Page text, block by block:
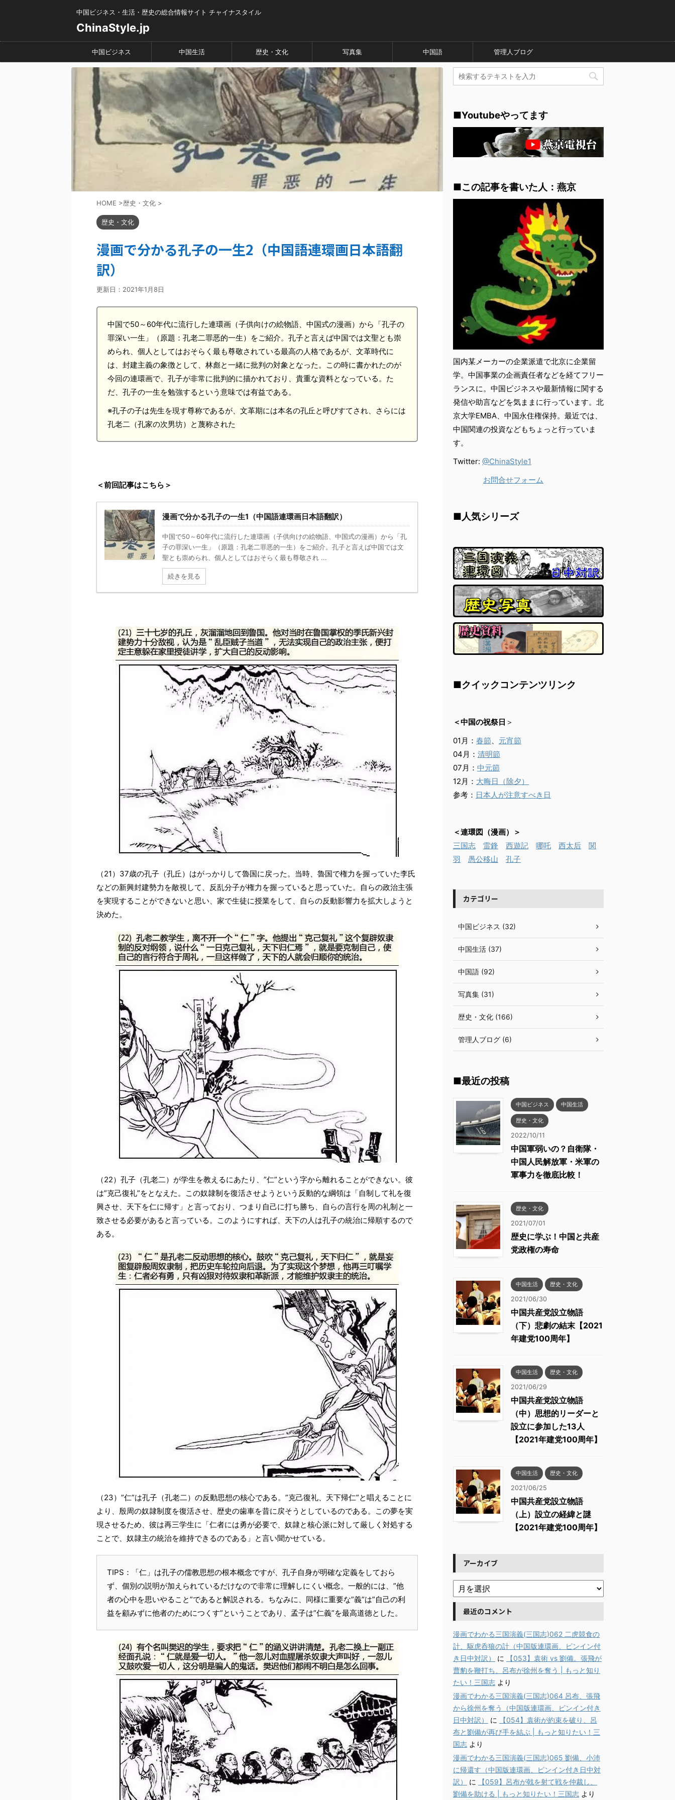
中国ビジネス・生活・歴史の総合情報サイト チャイナスタイル
ChinaStyle.jp
中国ビジネス 中国生活 歴史・文化 写真集 中国語 管理人ブログ
HOME >歴史・文化 >
歴史・文化
漫画で分かる孔子の一生2（中国語連環画日本語翻
訳）
更新日： 2021年1月8日
中国で50～60年代に流行した連環画（子供向けの絵物語、中国式の漫画）から「孔子の
罪深い一生」（原題：孔老二罪恶的一生）をご紹介。孔子と言えば中国では文聖とも崇
められ、個人としてはおそらく最も尊敬されている最高の人格であるが、文革時代に
は、封建主義の象徴として、林彪と一緒に批判の対象となった。この時に書かれたのが
今回の連環画で、孔子が非常に批判的に描かれており、貴重な資料となっている。た
だ、孔子の一生を勉強するという意味では有益である。
※孔子の子は先生を現す尊称であるが、文革期には本名の孔丘と呼びすてされ、さらには
孔老二（孔家の次男坊）と蔑称された
＜前回記事はこちら＞
漫画で分かる孔子の一生1（中国語連環画日本語翻訳）
中国で50～60年代に流行した連環画（子供向けの絵物語、中国式の漫画）から「孔
子の罪深い一生」（原題：孔老二罪恶的一生）をご紹介。孔子と言えば中国では文
聖とも崇められ、個人としてはおそらく最も尊敬され ...
続きを見る
（21）37歳の孔子（孔丘）はがっかりして魯国に戻った。当時、魯国で権力を握っていた李氏
などの新興封建勢力を敵視して、反乱分子が権力を握っていると思っていた。自らの政治主張
を実現することができないと思い、家で生徒に授業をして、自らの反動影響力を拡大しようと
決めた。
（22）孔子（孔老二）が学生を教えるにあたり、”仁”という字から離れることができない。彼
は”克己復礼”をとなえた。この奴隷制を復活させようという反動的な綱領は「自制して礼を復
興させ、天下を仁に帰す」と言っており、つまり自己に打ち勝ち、自らの言行を周の礼制と一
致させる必要があると言っている。このようにすれば、天下の人は孔子の統治に帰順するので
ある。
（23）”仁”は孔子（孔老二）の反動思想の核心である。”克己復礼、天下帰仁”と唱えることに
より、殷周の奴隷制度を復活させ、歴史の歯車を昔に戻そうとしているのである。この夢を実
現させるため、彼は再三学生に「仁者には勇が必要で、奴隷と核心派に対して厳しく対処する
ことで、奴隷主の統治を維持できるのである」と言い聞かせている。
TIPS：「仁」は孔子の儒教思想の根本概念ですが、孔子自身が明確な定義をしておら
ず、個別の説明が加えられているだけなので非常に理解しにくい概念。一般的には、”他
者の心中を思いやること”であると解説される。ちなみに、同様に重要な”義”は”自己の利
益を顧みずに他者のためにつくす”ということであり、孟子は”仁義”を最高道徳とした。
■Youtubeやってます
■この記事を書いた人：燕京
国内某メーカーの企業派遣で北京に企業留
学。中国事業の企画責任者などを経てフリー
ランスに。中国ビジネスや最新情報に関する
発信や助言などを気ままに行っています。北
京大学EMBA、中国永住権保持。最近では、
中国関連の投資などもちょっと行っていま
す。
Twitter: @ChinaStyle1
お問合せフォーム
■人気シリーズ
■クイックコンテンツリンク
＜中国の祝祭日 ＞
01月： 春節、 元宵節
04月： 清明節
07月： 中元節
12月： 大晦日（除夕）
参考： 日本人が注意すべき日
＜連環図（漫画）＞
三国志
雷鋒 西遊記 哪吒 西太后
関
羽
愚公移山 孔子
カテゴリー
中国ビジネス (32)
中国生活 (37)
中国語 (92)
写真集 (31)
歴史・文化 (166)
管理人ブログ (6)
■最近の投稿
中国ビジネス 中国生活
歴史・文化
2022/10/11
中国軍弱いの？自衛隊・
中国人民解放軍・米軍の
軍事力を徹底比較！
歴史・文化
2021/07/01
歴史に学ぶ！中国と共産
党政権の寿命
中国生活 歴史・文化
2021/06/30
中国共産党設立物語
（下）悲劇の結末【2021
年建党100周年】
中国生活 歴史・文化
2021/06/29
中国共産党設立物語
（中）思想的リーダーと
設立に参加した13人
【2021年建党100周年】
中国生活 歴史・文化
2021/06/25
中国共産党設立物語
（上）設立の経緯と謎
【2021年建党100周年】
アーカイブ
最近のコメント
漫画でわかる三国演義(三国志)062 二虎競食の
計、駆虎呑狼の計（中国版連環画、ピンイン付
き日中対訳）
に
【053】袁術 vs 劉備。張飛が
曹豹を鞭打ち、呂布が徐州を奪う | もっと知り
たい！三国志 より
漫画でわかる三国演義(三国志)064 呂布、張飛
から徐州を奪う（中国版連環画、ピンイン付き
日中対訳）
に
【054】袁術が約束を破り、呂
布と劉備が再び手を結ぶ | もっと知りたい！三
国志 より
漫画でわかる三国演義(三国志)065 劉備、小沛
に帰還す（中国版連環画、ピンイン付き日中対
訳）
に
【059】呂布が戟を射て戦を仲裁し、
劉備を助ける | もっと知りたい！三国志 より